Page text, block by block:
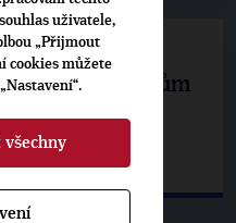
Havla příznivcům
republiky
uživatele,
„Přijmout
cookies můžete